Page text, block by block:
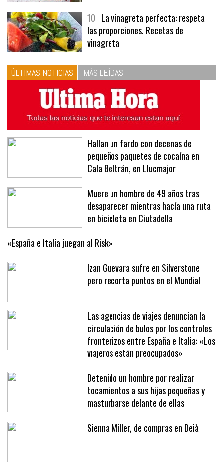
10 La vinagreta perfecta: respeta
las proporciones. Recetas de
vinagreta
ÚLTIMAS NOTICIAS MÁS LEÍDAS
Hallan un fardo con decenas de
pequeños paquetes de cocaína en
Cala Beltrán, en Llucmajor
Muere un hombre de 49 años tras
desaparecer mientras hacía una ruta
en bicicleta en Ciutadella
«España e Italia juegan al Risk»
Izan Guevara sufre en Silverstone
pero recorta puntos en el Mundial
Las agencias de viajes denuncian la
circulación de bulos por los controles
fronterizos entre España e Italia: «Los
viajeros están preocupados»
Detenido un hombre por realizar
tocamientos a sus hijas pequeñas y
masturbarse delante de ellas
Sienna Miller, de compras en Deià